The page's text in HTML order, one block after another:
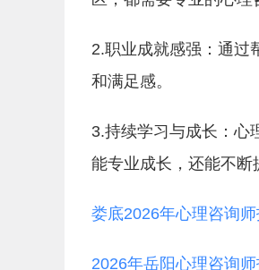
2.职业成就感强：通过
和满足感。
3.持续学习与成长：心
能专业成长，还能不断
娄底2026年心理咨询
2026年岳阳心理咨询